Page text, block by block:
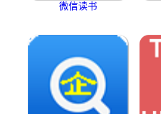
微信读书